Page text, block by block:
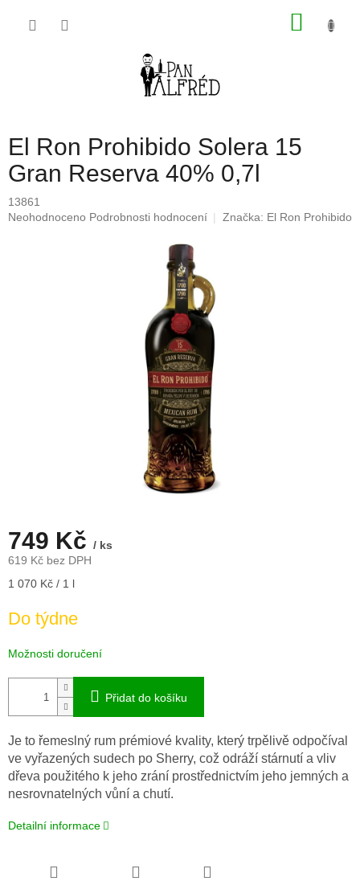
El Ron Prohibido Solera 15
Gran Reserva 40% 0,7l
13861
Průměrné
Neohodnoceno Podrobnosti hodnocení Značka: El Ron Prohibido
749 Kč / ks
619 Kč bez DPH
Měrná
1 070 Kč / 1 l
Do týdne
Možnosti doručení
Přidat do košíku
Je to řemeslný rum prémiové kvality, který trpělivě odpočíval
ve vyřazených sudech po Sherry, což odráží stárnutí a vliv
dřeva použitého k jeho zrání prostřednictvím jeho jemných a
nesrovnatelných vůní a chutí.
Detailní informace